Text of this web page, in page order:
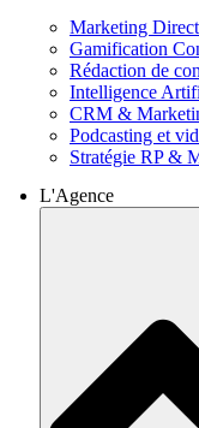
Marketing
Gamification
Rédaction de
Intelligence
CRM &
Podcasting et
Stratégie RP &
L'Agence